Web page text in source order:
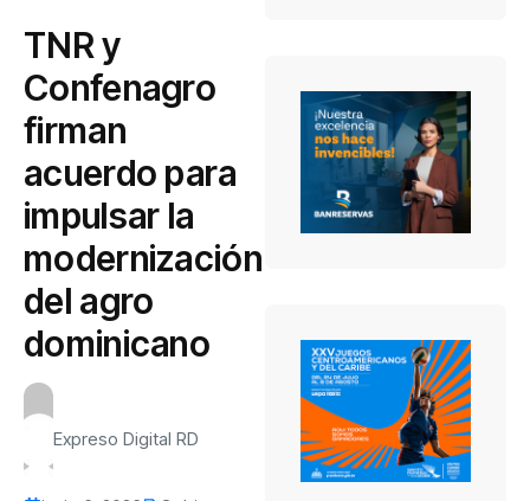
TNR y
Confenagro
firman
acuerdo para
impulsar la
modernización
del agro
dominicano
Expreso Digital RD